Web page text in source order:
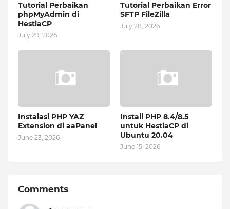
Tutorial Perbaikan
phpMyAdmin di
HestiaCP
July 29, 2026
Tutorial Perbaikan Error
SFTP FileZilla
July 28, 2026
Instalasi PHP YAZ
Extension di aaPanel
June 23, 2026
Install PHP 8.4/8.5
untuk HestiaCP di
Ubuntu 20.04
June 15, 2026
Comments